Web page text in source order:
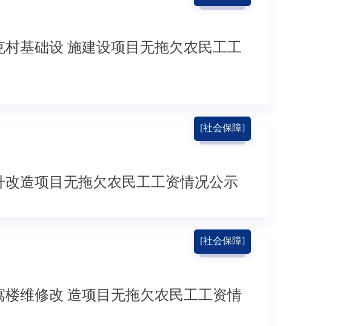
基础设 施建设项目无拖欠农民工工
[社会保障]
造项目无拖欠农民工工资情况公示
[社会保障]
维修改 造项目无拖欠农民工工资情